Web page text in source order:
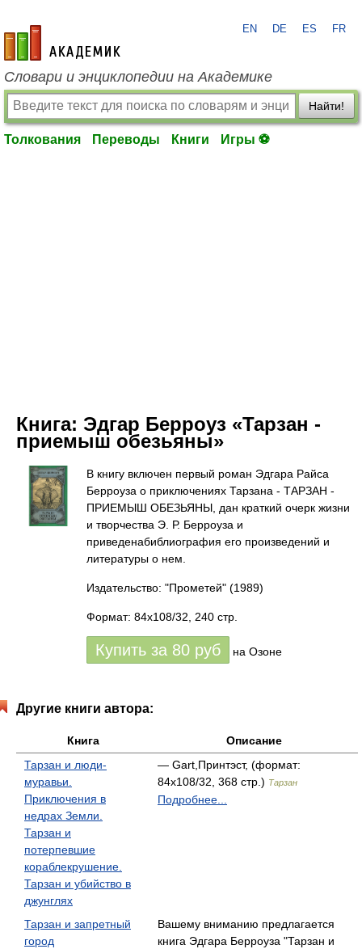
academic.ru
EN DE ES FR
Словари и энциклопедии на Академике
Найти!
Толкования Переводы Книги Игры ⚽
Книга: Эдгар Берроуз «Тарзан -
приемыш обезьяны»
В книгу включен первый роман Эдгара Райса
Берроуза о приключениях Тарзана - ТАРЗАН -
ПРИЕМЫШ ОБЕЗЬЯНЫ, дан краткий очерк жизни
и творчества Э. Р. Берроуза и
приведенабиблиография его произведений и
литературы о нем.
Издательство: "Прометей" (1989)
Формат: 84x108/32, 240 стр.
Купить за 80 руб на Озоне
Другие книги автора:
Книга
Описание
Тарзан и люди-
муравьи.
Приключения в
недрах Земли.
Тарзан и
потерпевшие
кораблекрушение.
Тарзан и убийство в
джунглях
— Gart,Принтэст, (формат:
84x108/32, 368 стр.) Тарзан
Подробнее...
Тарзан и запретный
город
Вашему вниманию предлагается
книга Эдгара Берроуза "Тарзан и